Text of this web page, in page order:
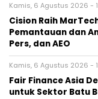
Kamis, 6 Agustus 2026 -
Cision Raih
Pemantauan dan
Pers, dan AEO
Kamis, 6 Agustus 2026 -
Fair Finance Asia
untuk Sektor Batu